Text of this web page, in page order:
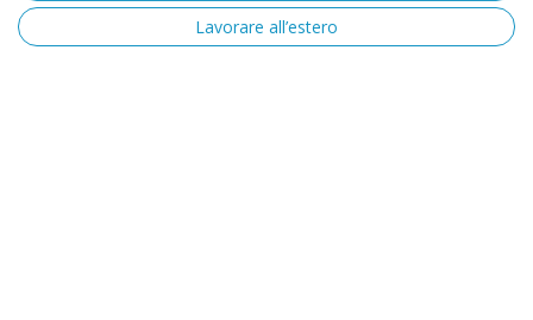
Lavorare all’estero